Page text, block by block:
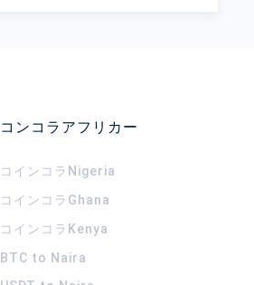
コンコラアフリカー
コインコラ Nigeria
コインコラ Ghana
コインコラ Kenya
BTC to Naira